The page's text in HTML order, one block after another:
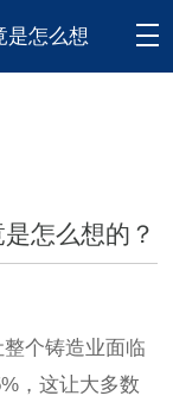
是怎么想
怎么想的？
整个铸造业面临
，这让大多数